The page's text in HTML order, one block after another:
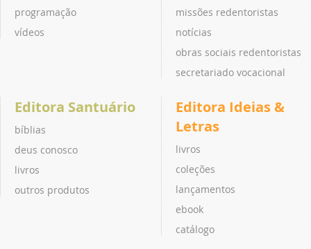
programação
vídeos
missões redentoristas
notícias
obras sociais redentoristas
secretariado vocacional
Editora Santuário
bíblias
deus conosco
livros
outros produtos
Editora Ideias &
Letras
livros
coleções
lançamentos
ebook
catálogo